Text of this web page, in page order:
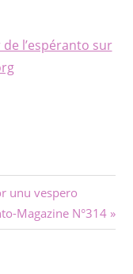
l’espéranto sur
unu vespero
Magazine N°314